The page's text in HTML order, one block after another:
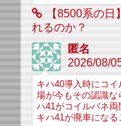
【8500系の
れるのか？
匿名
2026/08/
キハ40導入時にコ
場が今もその認識な
ハ41がコイルバネ両
キハ41が廃車になる